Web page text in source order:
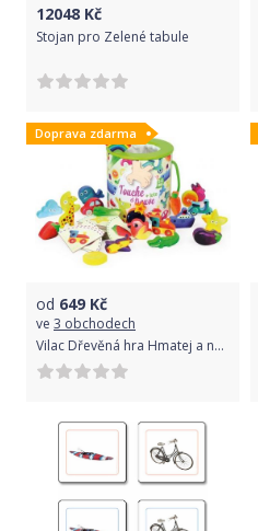
12048 Kč
Stojan pro Zelené tabule
Doprava zdarma
od 649 Kč
ve 3 obchodech
Vilac Dřevěná hra Hmatej a najdi